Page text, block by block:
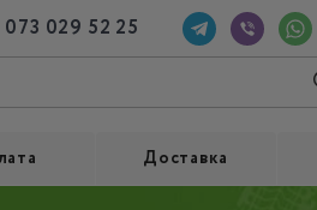
073 029 52 25
Доставка